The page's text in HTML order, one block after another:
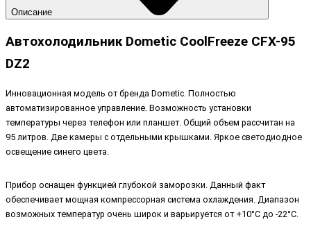
Описание
Автохолодильник Dometic CoolFreeze CFX-95
DZ2
Инновационная модель от бренда Dometic. Полностью
автоматизированное управление. Возможность установки
температуры через телефон или планшет. Общий объем рассчитан на
95 литров. Две камеры с отдельными крышками. Яркое светодиодное
освещение синего цвета.
Прибор оснащен функцией глубокой заморозки. Данный факт
обеспечивает мощная компрессорная система охлаждения. Диапазон
возможных температур очень широк и варьируется от +10°С до -22°С.